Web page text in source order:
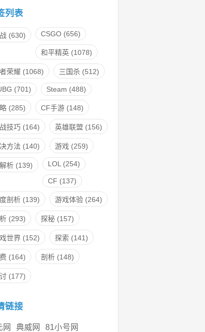
列表
(630) CSGO (656)
和平精英 (1078)
荣耀 (1068) 三国杀 (512)
(701) Steam (488)
(285) CF手游 (148)
技巧 (164) 英雄联盟 (156)
方法 (140) 游戏 (259)
析 (139) LOL (254)
CF (137)
剖析 (139) 游戏体验 (264)
(293) 探秘 (157)
世界 (152) 探索 (141)
(164) 剖析 (148)
(177)
链接
网 典威网 81小号网